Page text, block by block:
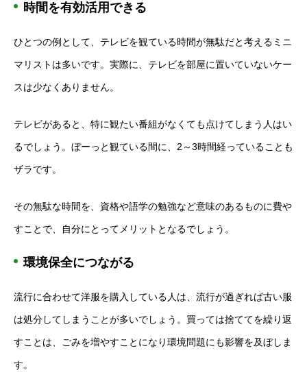
時間を有効活用できる
ひとつの例として、テレビを観ている時間が無駄だと考えるミニ
マリストは多いです。実際に、テレビを部屋に置いていないケー
スは少なくありません。
テレビがあると、特に観たい番組がなくても点けてしまう人はい
るでしょう。ぼーっと観ている間に、2～3時間経っていることも
ザラです。
その無駄な時間を、資格や語学の勉強など意味のあるものに費や
すことで、自分にとってメリットとなるでしょう。
環境保全につながる
流行に合わせて洋服を購入している人は、流行が過ぎれば古い服
は処分してしまうことが多いでしょう。買っては捨ててを繰り返
すことは、ごみを増やすことになり環境問題にも影響を及ぼしま
す。